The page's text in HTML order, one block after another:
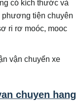
có kích thước và
tiện chuyên
ri rơ moóc, mooc
vận chuyển xe
chuyen hang